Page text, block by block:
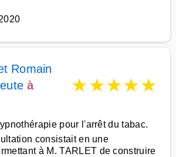
Romain
à
★★★★★
pour l'arrêt du tabac.
consistait en une
à M. TARLET de construire